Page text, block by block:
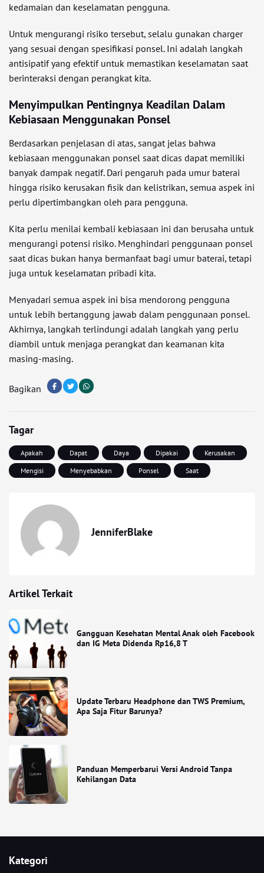
kedamaian dan keselamatan pengguna.
Untuk mengurangi risiko tersebut, selalu gunakan charger
yang sesuai dengan spesifikasi ponsel. Ini adalah langkah
antisipatif yang efektif untuk memastikan keselamatan saat
berinteraksi dengan perangkat kita.
Menyimpulkan Pentingnya Keadilan Dalam
Kebiasaan Menggunakan Ponsel
Berdasarkan penjelasan di atas, sangat jelas bahwa
kebiasaan menggunakan ponsel saat dicas dapat memiliki
banyak dampak negatif. Dari pengaruh pada umur baterai
hingga risiko kerusakan fisik dan kelistrikan, semua aspek ini
perlu dipertimbangkan oleh para pengguna.
Kita perlu menilai kembali kebiasaan ini dan berusaha untuk
mengurangi potensi risiko. Menghindari penggunaan ponsel
saat dicas bukan hanya bermanfaat bagi umur baterai, tetapi
juga untuk keselamatan pribadi kita.
Menyadari semua aspek ini bisa mendorong pengguna
untuk lebih bertanggung jawab dalam penggunaan ponsel.
Akhirnya, langkah terlindungi adalah langkah yang perlu
diambil untuk menjaga perangkat dan keamanan kita
masing-masing.
Bagikan
Tagar
Apakah Dapat Daya Dipakai
Kerusakan
Mengisi
Menyebabkan Ponsel Saat
JenniferBlake
Artikel Terkait
Gangguan Kesehatan Mental Anak oleh Facebook
dan IG Meta Didenda Rp16,8 T
Update Terbaru Headphone dan TWS Premium,
Apa Saja Fitur Barunya?
Panduan Memperbarui Versi Android Tanpa
Kehilangan Data
Kategori